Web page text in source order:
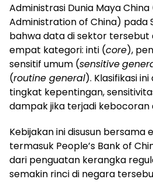
Administrasi Dunia Maya
Administration of China) pada
bahwa data di sektor tersebut
empat kategori: inti (core),
sensitif umum (sensitive
(routine general). Klasifikasi
tingkat kepentingan,
dampak jika terjadi kebocoran
Kebijakan ini disusun bersama
termasuk People’s Bank of
dari penguatan kerangka
semakin rinci di negara